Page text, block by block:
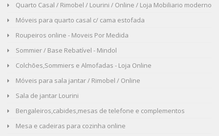
Quarto Casal / Rimobel / Lourini / Online / Loja Mobiliario moderno
Móveis para quarto casal c/ cama estofada
Roupeiros online - Moveis Por Medida
Sommier / Base Rebatível - Mindol
Colchões,Sommiers e Almofadas - Loja Online
Móveis para sala jantar / Rimobel / Online
Sala de jantar Lourini
Bengaleiros,cabides,mesas de telefone e complementos
Mesa e cadeiras para cozinha online